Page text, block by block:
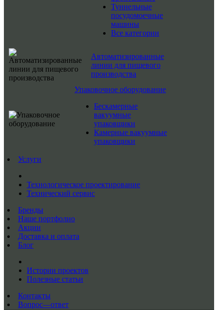
Туннельные
посудомоечные
машины
Все категории
Автоматизированные
линии для пищевого
производства
Упаковочное оборудование
Бескамерные
вакуумные
упаковщики
Камерные вакуумные
упаковщики
Услуги
Технологическое проектирование
Технический сервис
Бренды
Наше портфолио
Акции
Доставка и оплата
Блог
Истории проектов
Полезные статьи
Контакты
Вопрос—ответ